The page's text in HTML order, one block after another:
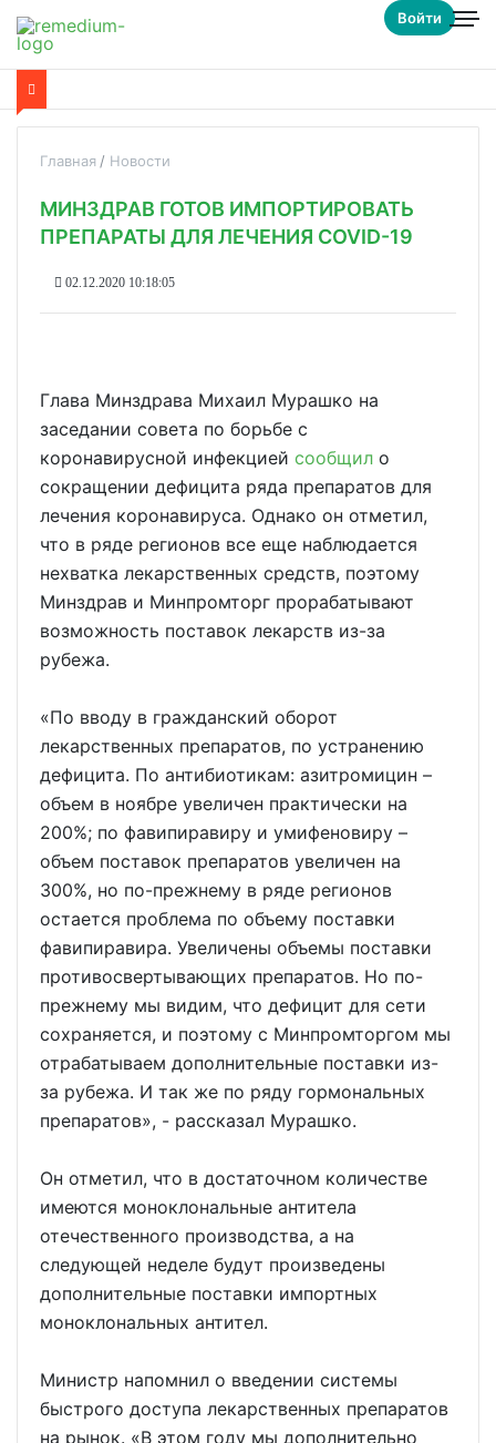
Войти
Главная Новости
МИНЗДРАВ ГОТОВ ИМПОРТИРОВАТЬ
ПРЕПАРАТЫ ДЛЯ ЛЕЧЕНИЯ COVID-19
02.12.2020 10:18:05
Глава Минздрава Михаил Мурашко на
заседании совета по борьбе с
коронавирусной инфекцией сообщил о
сокращении дефицита ряда препаратов для
лечения коронавируса. Однако он отметил,
что в ряде регионов все еще наблюдается
нехватка лекарственных средств, поэтому
Минздрав и Минпромторг прорабатывают
возможность поставок лекарств из-за
рубежа.
«По вводу в гражданский оборот
лекарственных препаратов, по устранению
дефицита. По антибиотикам: азитромицин –
объем в ноябре увеличен практически на
200%; по фавипиравиру и умифеновиру –
объем поставок препаратов увеличен на
300%, но по-прежнему в ряде регионов
остается проблема по объему поставки
фавипиравира. Увеличены объемы поставки
противосвертывающих препаратов. Но по-
прежнему мы видим, что дефицит для сети
сохраняется, и поэтому с Минпромторгом мы
отрабатываем дополнительные поставки из-
за рубежа. И так же по ряду гормональных
препаратов», - рассказал Мурашко.
Он отметил, что в достаточном количестве
имеются моноклональные антитела
отечественного производства, а на
следующей неделе будут произведены
дополнительные поставки импортных
моноклональных антител.
Министр напомнил о введении системы
быстрого доступа лекарственных препаратов
на рынок. «В этом году мы дополнительно